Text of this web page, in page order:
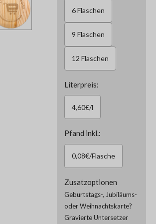
6 Flaschen
9 Flaschen
12 Flaschen
Literpreis:
4,60€/l
Pfand inkl.:
0,08€/Flasche
Zusatzoptionen
Geburtstags-, Jubiläums-
oder Weihnachtskarte?
Gravierte Untersetzer